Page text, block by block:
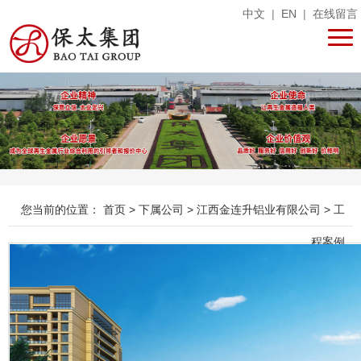
中文 | EN | 在线留言
您当前的位置： 首页 > 下属公司 > 江西金连升铝业有限公司 > 工
程案例